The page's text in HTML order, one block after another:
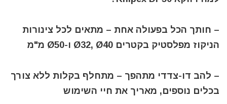
– חותך הכל בפעולה אחת – מתאים לכל צינורות
הניקוז מפלסטיק בקטרים Ø32, Ø40 ו-Ø50 מ"מ
– להב דו-צדדי מתהפך – מתחלף בקלות ללא צורך
בכלים נוספים, מאריך את חיי השימוש